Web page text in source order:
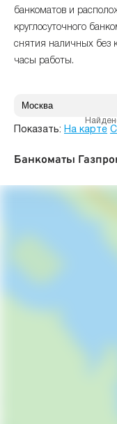
банкоматов и
круглосуточного
снятия наличных без
часы работы.
Показать: На карте
Банкоматы